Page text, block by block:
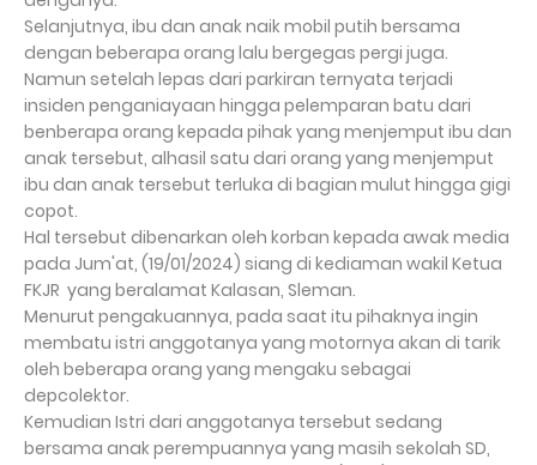
Selanjutnya, ibu dan anak naik mobil putih bersama
dengan beberapa orang lalu bergegas pergi juga.
Namun setelah lepas dari parkiran ternyata terjadi
insiden penganiayaan hingga pelemparan batu dari
benberapa orang kepada pihak yang menjemput ibu dan
anak tersebut, alhasil satu dari orang yang menjemput
ibu dan anak tersebut terluka di bagian mulut hingga gigi
copot.
Hal tersebut dibenarkan oleh korban kepada awak media
pada Jum'at, (19/01/2024) siang di kediaman wakil Ketua
FKJR yang beralamat Kalasan, Sleman.
Menurut pengakuannya, pada saat itu pihaknya ingin
membatu istri anggotanya yang motornya akan di tarik
oleh beberapa orang yang mengaku sebagai
depcolektor.
Kemudian Istri dari anggotanya tersebut sedang
bersama anak perempuannya yang masih sekolah SD,